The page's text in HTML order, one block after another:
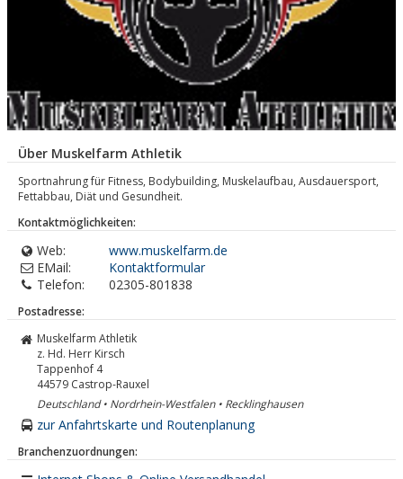
Über Muskelfarm Athletik
Sportnahrung für Fitness, Bodybuilding, Muskelaufbau, Ausdauersport,
Fettabbau, Diät und Gesundheit.
Kontaktmöglichkeiten:
Web:
www.muskelfarm.de
EMail:
Kontaktformular
Telefon:
02305-801838
Postadresse:
Muskelfarm Athletik
z. Hd. Herr Kirsch
Tappenhof 4
44579 Castrop-Rauxel
Deutschland • Nordrhein-Westfalen • Recklinghausen
zur Anfahrtskarte und Routenplanung
Branchenzuordnungen: